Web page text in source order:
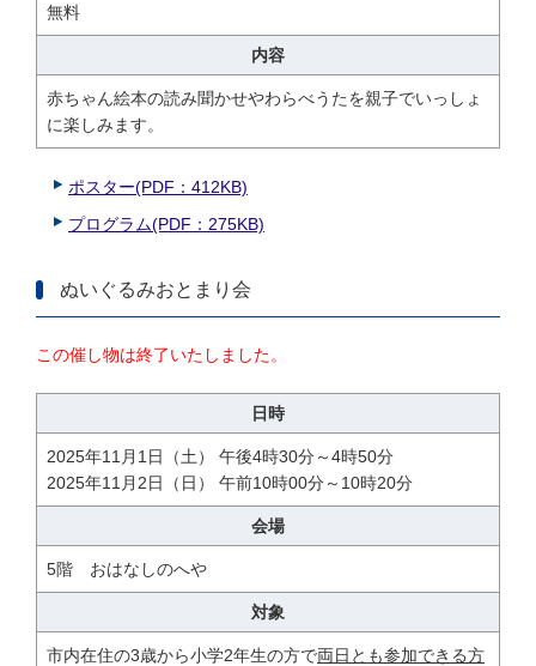
無料
内容
赤ちゃん絵本の読み聞かせやわらべうたを親子でいっしょ
に楽しみます。
ポスター(PDF：412KB)
プログラム(PDF：275KB)
ぬいぐるみおとまり会
この催し物は終了いたしました。
日時
2025年11月1日（土） 午後4時30分～4時50分
2025年11月2日（日） 午前10時00分～10時20分
会場
5階 おはなしのへや
対象
市内在住の3歳から小学2年生の方で両日とも参加できる方